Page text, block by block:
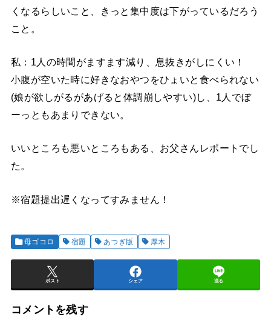
くなるらしいこと、きっと集中度は下がっているだろう
こと。
私：1人の時間がますます減り、息抜きがしにくい！
小腹が空いた時に好きなおやつをひょいと食べられない
(娘が欲しがるがあげると体調崩しやすい)し、1人でぼ
ーっともあまりできない。
いいところも悪いところもある、お父さんレポートでし
た。
※宿題提出遅くなってすみません！
母ゴコロ 宿題 あつぎ版 厚木
ポスト シェア 送る
コメントを残す